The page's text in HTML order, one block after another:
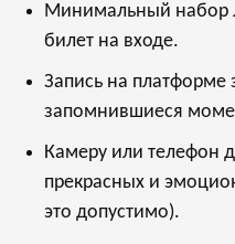
Минимальный набор
билет на входе.
Запись на платформе
запомнившиеся
Камеру или телефон
прекрасных и
это допустимо).